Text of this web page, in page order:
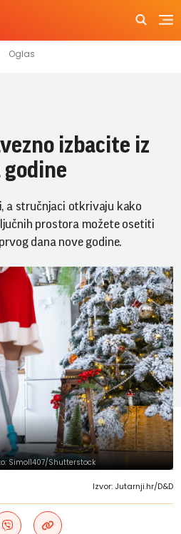
izbacite iz
godine
a stručnjaci otkrivaju kako
prostora možete osetiti
dana nove godine.
Simol1407/Shutterstock
Izvor: Jutarnji.hr/D&D